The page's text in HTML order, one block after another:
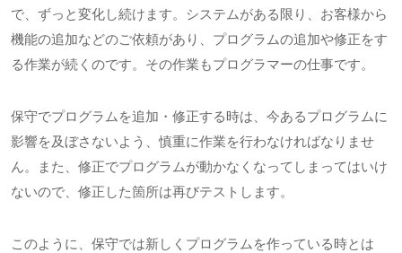
で、ずっと変化し続けます。システムがある限り、お客様から
機能の追加などのご依頼があり、プログラムの追加や修正をす
る作業が続くのです。その作業もプログラマーの仕事です。
保守でプログラムを追加・修正する時は、今あるプログラムに
影響を及ぼさないよう、慎重に作業を行わなければなりませ
ん。また、修正でプログラムが動かなくなってしまってはいけ
ないので、修正した箇所は再びテストします。
このように、保守では新しくプログラムを作っている時とは